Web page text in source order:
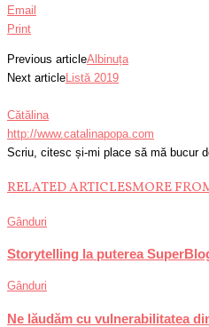
Email
Print
Previous articleAlbinuța
Next articleListă 2019
Cătălina
http://www.catalinapopa.com
Scriu, citesc și-mi place să mă bucur
RELATED ARTICLESMORE
Gânduri
Storytelling la puterea
Gânduri
Ne lăudăm cu vulnerabilitatea